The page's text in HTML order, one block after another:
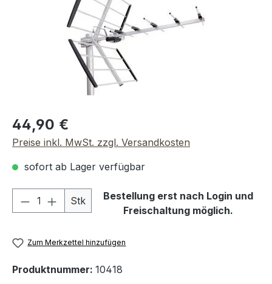
Regulärer Preis:
44,90 €
Preise inkl. MwSt. zzgl. Versandkosten
sofort ab Lager verfügbar
Produkt Anzahl: Gib den
Stk
Bestellung erst nach Login und
Freischaltung möglich.
Zum Merkzettel hinzufügen
Produktnummer: 10418